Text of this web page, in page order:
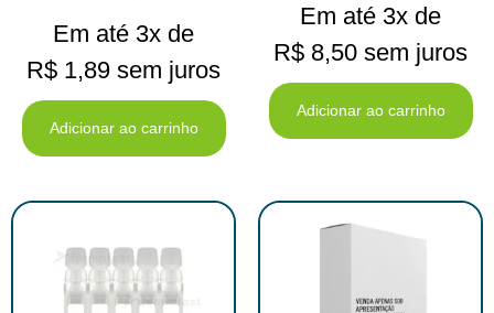
Em até 3x de
R$ 1,89 sem juros
Adicionar ao carrinho
Em até 3x de
R$ 8,50 sem juros
Adicionar ao carrinho